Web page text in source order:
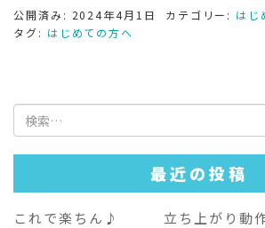
公開済み: 2024年4月1日 カテゴリー: はじ
タグ: はじめての方へ
検
索:
最近の投稿
これで楽ちん♪ 立ち上がり動作